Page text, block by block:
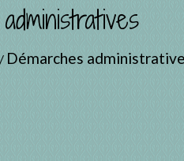
/ Démarches